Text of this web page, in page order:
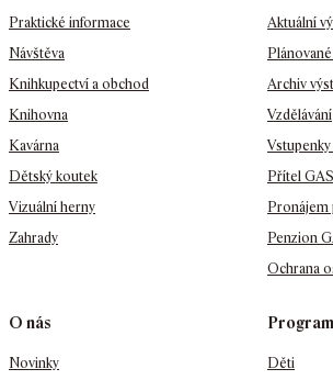
Praktické informace
Návštěva
Knihkupectví a obchod
Knihovna
Kavárna
Dětský koutek
Vizuální herny
Zahrady
Aktuální
Archiv
Vzdělávání
Přítel
Penzion
Ochrana
O nás
Novinky
Děti